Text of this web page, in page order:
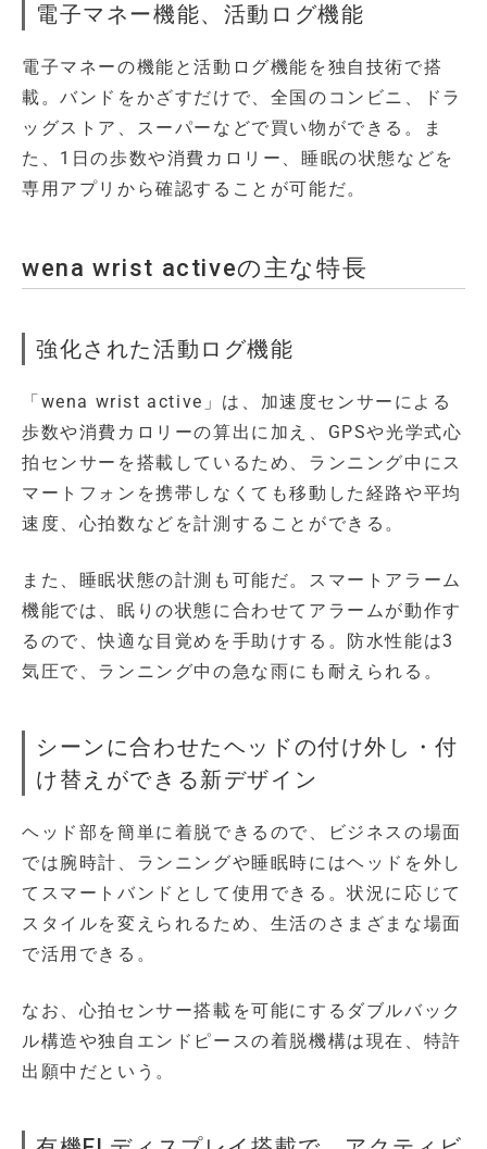
電子マネー機能、活動ログ機能
電子マネーの機能と活動ログ機能を独自技術で搭
載。バンドをかざすだけで、全国のコンビニ、ドラ
ッグストア、スーパーなどで買い物ができる。ま
た、1日の歩数や消費カロリー、睡眠の状態などを
専用アプリから確認することが可能だ。
wena wrist activeの主な特長
強化された活動ログ機能
「wena wrist active」は、加速度センサーによる
歩数や消費カロリーの算出に加え、GPSや光学式心
拍センサーを搭載しているため、ランニング中にス
マートフォンを携帯しなくても移動した経路や平均
速度、心拍数などを計測することができる。
また、睡眠状態の計測も可能だ。スマートアラーム
機能では、眠りの状態に合わせてアラームが動作す
るので、快適な目覚めを手助けする。防水性能は3
気圧で、ランニング中の急な雨にも耐えられる。
シーンに合わせたヘッドの付け外し・付
け替えができる新デザイン
ヘッド部を簡単に着脱できるので、ビジネスの場面
では腕時計、ランニングや睡眠時にはヘッドを外し
てスマートバンドとして使用できる。状況に応じて
スタイルを変えられるため、生活のさまざまな場面
で活用できる。
なお、心拍センサー搭載を可能にするダブルバック
ル構造や独自エンドピースの着脱機構は現在、特許
出願中だという。